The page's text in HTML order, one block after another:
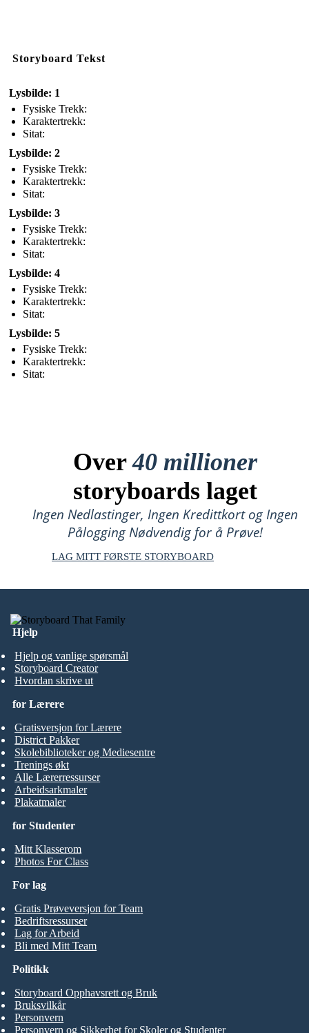
Storyboard Tekst
Lysbilde: 1
Fysiske Trekk:
Karaktertrekk:
Sitat:
Lysbilde: 2
Fysiske Trekk:
Karaktertrekk:
Sitat:
Lysbilde: 3
Fysiske Trekk:
Karaktertrekk:
Sitat:
Lysbilde: 4
Fysiske Trekk:
Karaktertrekk:
Sitat:
Lysbilde: 5
Fysiske Trekk:
Karaktertrekk:
Sitat:
Over40 millioner
storyboards laget
Ingen Nedlastinger, Ingen Kredittkort og Ingen
Pålogging Nødvendig for å Prøve!
LAG MITT FØRSTE STORYBOARD
Hjelp
Hjelp og vanlige spørsmål
Storyboard Creator
Hvordan skrive ut
for Studenter
Mitt Klasserom
Photos For Class
for Lærere
Gratisversjon for Lærere
District Pakker
Skolebiblioteker og Mediesentre
Trenings økt
Alle Lærerressurser
Arbeidsarkmaler
Plakatmaler
For lag
Gratis Prøveversjon for Team
Bedriftsressurser
Lag for Arbeid
Bli med Mitt Team
Politikk
Storyboard Opphavsrett og Bruk
Bruksvilkår
Personvern
Personvern og Sikkerhet for Skoler og Studenter